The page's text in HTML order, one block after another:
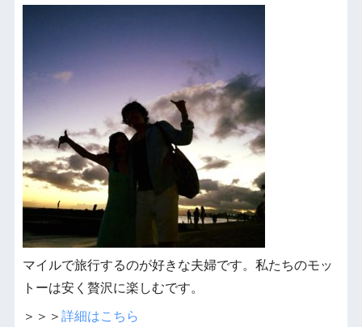
マイルで旅行するのが好きな夫婦です。私たちのモッ
トーは安く贅沢に楽しむです。
＞＞＞ 詳細はこちら